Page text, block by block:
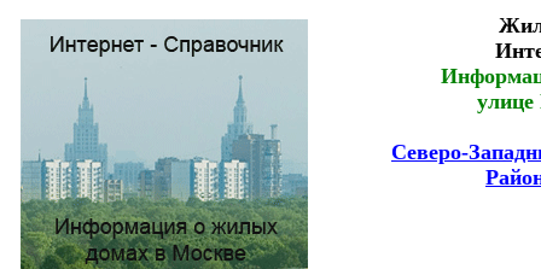
улице
Северо-